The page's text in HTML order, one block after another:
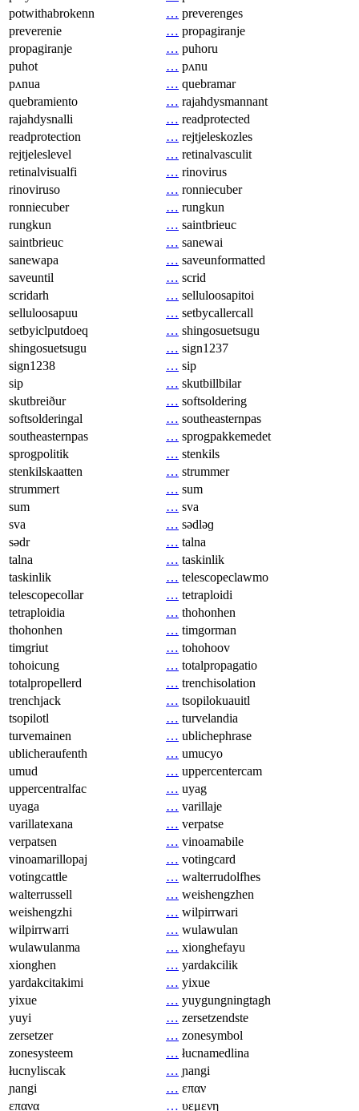
potwithabrokenn
… preverenges
preverenie
… propagiranje
propagiranje
… puhoru
puhot
… pʌnu
pʌnua
… quebramar
quebramiento
… rajahdysmannant
rajahdysnalli
… readprotected
readprotection
… rejtjeleskozles
rejtjeleslevel
… retinalvasculit
retinalvisualfi
… rinovirus
rinoviruso
… ronniecuber
ronniecuber
… rungkun
rungkun
… saintbrieuc
saintbrieuc
… sanewai
sanewapa
… saveunformatted
saveuntil
… scrid
scridarh
… selluloosapitoi
selluloosapuu
… setbycallercall
setbyiclputdoeq
… shingosuetsugu
shingosuetsugu
… sign1237
sign1238
… sip
sip
… skutbillbilar
skutbreiður
… softsoldering
softsolderingal
… southeasternpas
southeasternpas
… sprogpakkemedet
sprogpolitik
… stenkils
stenkilskaatten
… strummer
strummert
… sum
sum
… sva
sva
… sədləɡ
sədr
… talna
talna
… taskinlik
taskinlik
… telescopeclawmo
telescopecollar
… tetraploidi
tetraploidia
… thohonhen
thohonhen
… timgorman
timgriut
… tohohoov
tohoicung
… totalpropagatio
totalpropellerd
… trenchisolation
trenchjack
… tsopilokuauitl
tsopilotl
… turvelandia
turvemainen
… ublichephrase
ublicheraufenth
… umucyo
umud
… uppercentercam
uppercentralfac
… uyag
uyaga
… varillaje
varillatexana
… verpatse
verpatsen
… vinoamabile
vinoamarillopaj
… votingcard
votingcattle
… walterrudolfhes
walterrussell
… weishengzhen
weishengzhi
… wilpirrwari
wilpirrwarri
… wulawulan
wulawulanma
… xionghefayu
xionghen
… yardakcilik
yardakcitakimi
… yixue
yixue
… yuygungningtagh
yuyi
… zersetzendste
zersetzer
… zonesymbol
zonesysteem
… łucnamedlina
łucnyliscak
… ɲangi
ɲangi
… επαν
επανα
… υεμενη